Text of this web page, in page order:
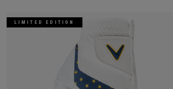
LIMITED EDITION